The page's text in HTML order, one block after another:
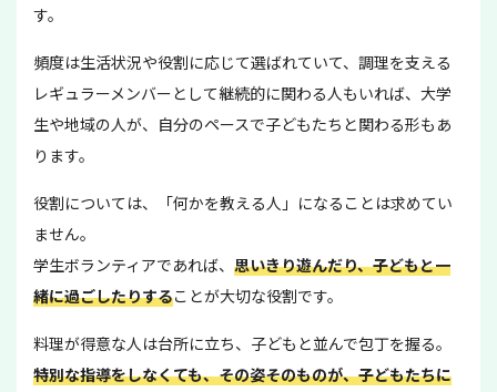
す。
頻度は生活状況や役割に応じて選ばれていて、調理を支える
レギュラーメンバーとして継続的に関わる人もいれば、大学
生や地域の人が、自分のペースで子どもたちと関わる形もあ
ります。
役割については、「何かを教える人」になることは求めてい
ません。
学生ボランティアであれば、 思いきり遊んだり、子どもと一
緒に過ごしたりすることが大切な役割です。
料理が得意な人は台所に立ち、子どもと並んで包丁を握る。
特別な指導をしなくても、その姿そのものが、子どもたちに